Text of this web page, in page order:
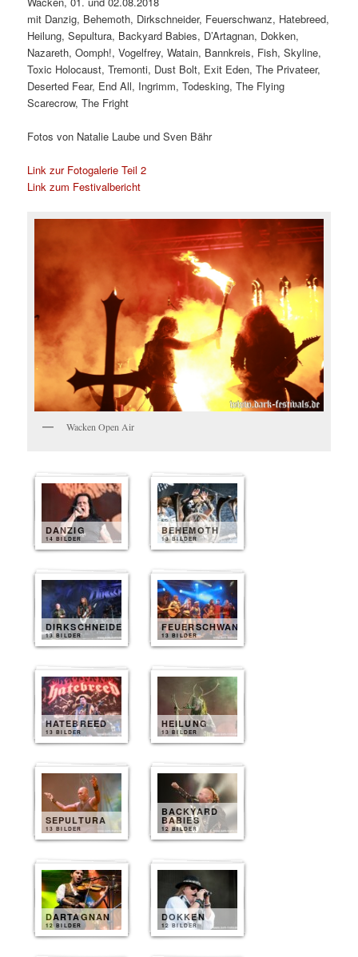
mit Danzig, Behemoth, Dirkschneider, Feuerschwanz, Hatebreed,
Heilung, Sepultura, Backyard Babies, D’Artagnan, Dokken,
Nazareth, Oomph!, Vogelfrey, Watain, Bannkreis, Fish, Skyline,
Toxic Holocaust, Tremonti, Dust Bolt, Exit Eden, The Privateer,
Deserted Fear, End All, Ingrimm, Todesking, The Flying
Scarecrow, The Fright
Fotos von Natalie Laube und Sven Bähr
Link zur Fotogalerie Teil 2
Link zum Festivalbericht
Wacken Open Air
DANZIG
14 BILDER
BEHEMOTH
13 BILDER
DIRKSCHNEIDER
13 BILDER
FEUERSCHWANZ
13 BILDER
HATEBREED
13 BILDER
HEILUNG
13 BILDER
SEPULTURA
13 BILDER
BACKYARD
BABIES
12 BILDER
DARTAGNAN
12 BILDER
DOKKEN
12 BILDER